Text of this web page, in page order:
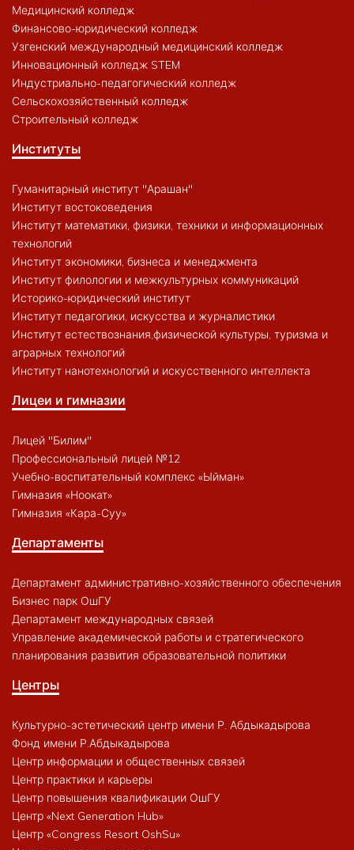
Медицинский колледж
Финансово-юридический колледж
Узгенский международный медицинский колледж
Инновационный колледж STEM
Индустриально-педагогический колледж
Сельскохозяйственный колледж
Строительный колледж
Институты
Гуманитарный институт "Арашан"
Институт востоковедения
Институт математики, физики, техники и информационных
технологий
Институт экономики, бизнеса и менеджмента
Институт филологии и межкультурных коммуникаций
Историко-юридический институт
Институт педагогики, искусства и журналистики
Институт естествознания,физической культуры, туризма и
аграрных технологий
Институт нанотехнологий и искусственного интеллекта
Лицеи и гимназии
Лицей "Билим"
Профессиональный лицей №12
Учебно-воспитательный комплекс «Ыйман»
Гимназия «Ноокат»
Гимназия «Кара-Суу»
Департаменты
Департамент административно-хозяйственного обеспечения
Бизнес парк ОшГУ
Департамент международных связей
Управление академической работы и стратегического
планирования развития образовательной политики
Центры
Культурно-эстетический центр имени Р. Абдыкадырова
Фонд имени Р.Абдыкадырова
Центр информации и общественных связей
Центр практики и карьеры
Центр повышения квалификации ОшГУ
Центр «Next Generation Hub»
Центр «Congress Resort OshSu»